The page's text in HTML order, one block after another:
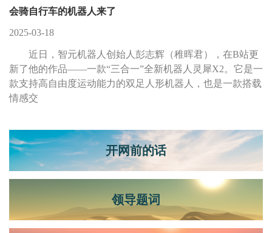
会骑自行车的机器人来了
2025-03-18
近日，智元机器人创始人彭志辉（稚晖君），在B站更
新了他的作品——一款“三合一”全新机器人灵犀X2。它是一
款支持高自由度运动能力的双足人形机器人，也是一款搭载
情感交
开网前的话
领导题词